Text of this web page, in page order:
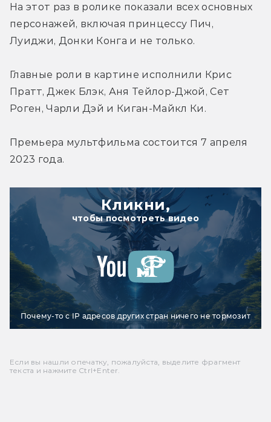
На этот раз в ролике показали всех основных
персонажей, включая принцессу Пич,
Луиджи, Донки Конга и не только.
Главные роли в картине исполнили Крис
Пратт, Джек Блэк, Аня Тейлор-Джой, Сет
Роген, Чарли Дэй и Киган-Майкл Ки.
Премьера мультфильма состоится 7 апреля
2023 года.
Кликни,
чтобы посмотреть видео
Почему-то с IP адресов других стран ничего не тормозит
Если вы нашли опечатку, пожалуйста, выделите фрагмент
текста и нажмите Ctrl+Enter.